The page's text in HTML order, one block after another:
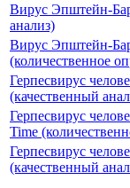
Вирус Эпштейн-
анализ)
Вирус Эпштейн-
(количественное
Герпесвирус
(качественный
Герпесвирус
Time
Герпесвирус
(качественный